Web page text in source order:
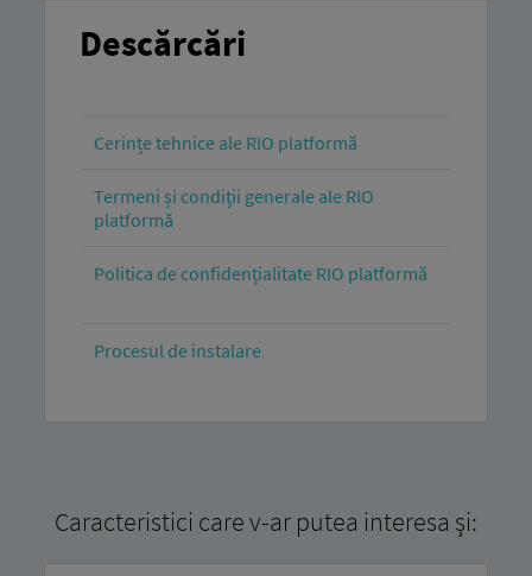
Descărcări
Cerințe tehnice ale RIO platformă
Termeni și condiții generale ale RIO
platformă
Politica de confidențialitate RIO platformă
Procesul de instalare
Caracteristici care v-ar putea interesa și: